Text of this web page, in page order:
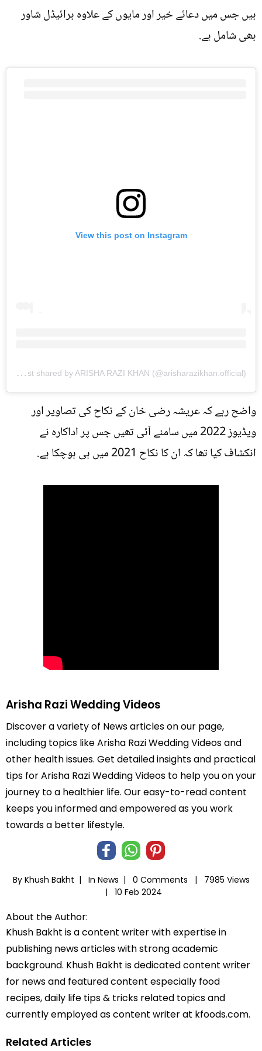
ہیں جس میں دعائے خیر اور مایوں کے علاوہ برائیڈل شاور
بھی شامل ہے.
View this post on Instagram
A
post shared by ARISHA RAZI KHAN (@arisharazikhan.official)
واضح رہے کہ عریشہ رضی خان کے نکاح کی تصاویر اور
ویڈیوز 2022 میں سامنے آئی تھیں جس پر اداکارہ نے
انکشاف کیا تھا کہ ان کا نکاح 2021 میں ہی ہوچکا ہے.
Arisha Razi Wedding Videos
Discover a variety of News articles on our page,
including topics like Arisha Razi Wedding Videos and
other health issues. Get detailed insights and practical
tips for Arisha Razi Wedding Videos to help you on your
journey to a healthier life. Our easy-to-read content
keeps you informed and empowered as you work
towards a better lifestyle.
By Khush Bakht | In News | 0 Comments |
7985 Views
|
10 Feb 2024
About the Author:
Khush Bakht is a content writer with expertise in
publishing news articles with strong academic
background. Khush Bakht is dedicated content writer
for news and featured content especially food
recipes, daily life tips & tricks related topics and
currently employed as content writer at kfoods.com.
Related Articles